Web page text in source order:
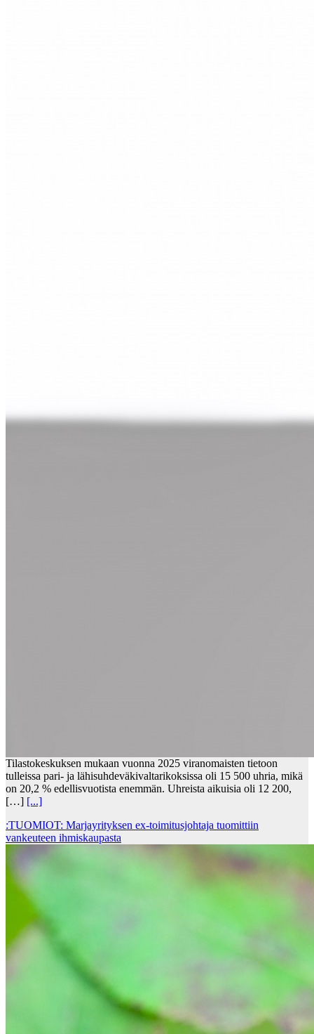
Tilastokeskuksen mukaan vuonna 2025 viranomaisten tietoon
tulleissa pari- ja lähisuhdeväkivaltarikoksissa oli 15 500 uhria, mikä
on 20,2 % edellisvuotista enemmän. Uhreista aikuisia oli 12 200,
[…] [...]
:TUOMIOT: Marjayrityksen ex-toimitusjohtaja tuomittiin
vankeuteen ihmiskaupasta